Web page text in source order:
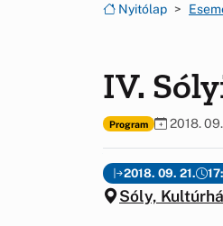
Nyitólap
IV.
Program 2018.
2018. 09. 21.
Sóly,